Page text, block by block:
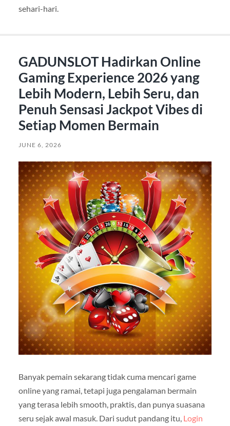
sehari-hari.
GADUNSLOT Hadirkan Online
Gaming Experience 2026 yang
Lebih Modern, Lebih Seru, dan
Penuh Sensasi Jackpot Vibes di
Setiap Momen Bermain
JUNE 6, 2026
Banyak pemain sekarang tidak cuma mencari game
online yang ramai, tetapi juga pengalaman bermain
yang terasa lebih smooth, praktis, dan punya suasana
seru sejak awal masuk. Dari sudut pandang itu, Login